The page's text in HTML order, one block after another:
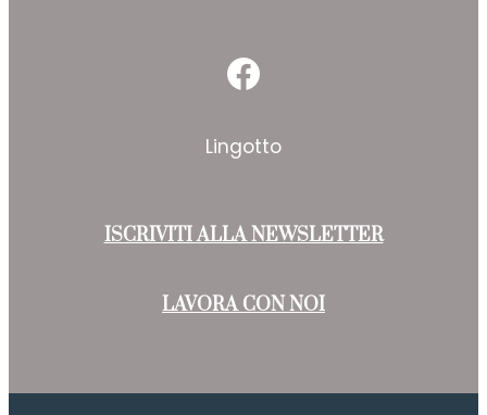
Facebook
Lingotto
ISCRIVITI ALLA NEWSLETTER
LAVORA CON NOI